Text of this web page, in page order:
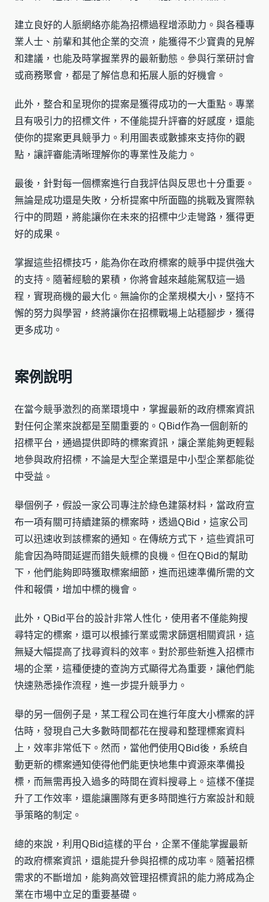
建立良好的人脈網絡亦能為招標過程增添助力。與各種專
業人士、前輩和其他企業的交流，能獲得不少寶貴的見解
和建議，也能及時掌握業界的最新動態。參與行業研討會
或商務聚會，都是了解信息和拓展人脈的好機會。
此外，整合和呈現你的提案是獲得成功的一大重點。專業
且有吸引力的招標文件，不僅能提升評審的好感度，還能
使你的提案更具競爭力。利用圖表或數據來支持你的觀
點，讓評審能清晰理解你的專業性及能力。
最後，針對每一個標案進行自我評估與反思也十分重要。
無論是成功還是失敗，分析提案中所面臨的挑戰及實際執
行中的問題，將能讓你在未來的招標中少走彎路，獲得更
好的成果。
掌握這些招標技巧，能為你在政府標案的競爭中提供強大
的支持。隨著經驗的累積，你將會越來越能駕馭這一過
程，實現商機的最大化。無論你的企業規模大小，堅持不
懈的努力與學習，終將讓你在招標戰場上站穩腳步，獲得
更多成功。
案例說明
在當今競爭激烈的商業環境中，掌握最新的政府標案資訊
對任何企業來說都是至關重要的。QBid作為一個創新的
招標平台，通過提供即時的標案資訊，讓企業能夠更輕鬆
地參與政府招標，不論是大型企業還是中小型企業都能從
中受益。
舉個例子，假設一家公司專注於綠色建築材料，當政府宣
布一項有關可持續建築的標案時，透過QBid，這家公司
可以迅速收到該標案的通知。在傳統方式下，這些資訊可
能會因為時間延遲而錯失競標的良機。但在QBid的幫助
下，他們能夠即時獲取標案細節，進而迅速準備所需的文
件和報價，增加中標的機會。
此外，QBid平台的設計非常人性化，使用者不僅能夠搜
尋特定的標案，還可以根據行業或需求篩選相關資訊，這
無疑大幅提高了找尋資料的效率。對於那些新進入招標市
場的企業，這種便捷的查詢方式顯得尤為重要，讓他們能
快速熟悉操作流程，進一步提升競爭力。
舉的另一個例子是，某工程公司在進行年度大小標案的評
估時，發現自己大多數時間都花在搜尋和整理標案資料
上，效率非常低下。然而，當他們使用QBid後，系統自
動更新的標案通知使得他們能更快地集中資源來準備投
標，而無需再投入過多的時間在資料搜尋上。這樣不僅提
升了工作效率，還能讓團隊有更多時間進行方案設計和競
爭策略的制定。
總的來說，利用QBid這樣的平台，企業不僅能掌握最新
的政府標案資訊，還能提升參與招標的成功率。隨著招標
需求的不斷增加，能夠高效管理招標資訊的能力將成為企
業在市場中立足的重要基礎。